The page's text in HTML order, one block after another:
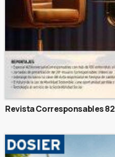
Revista Corresponsables 82